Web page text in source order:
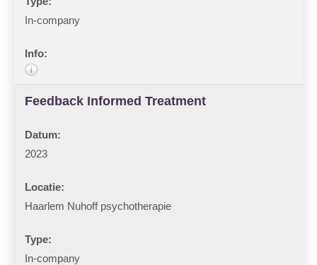
In-company
Feedback Informed Treatment
2023
Haarlem Nuhoff psychotherapie
In-company